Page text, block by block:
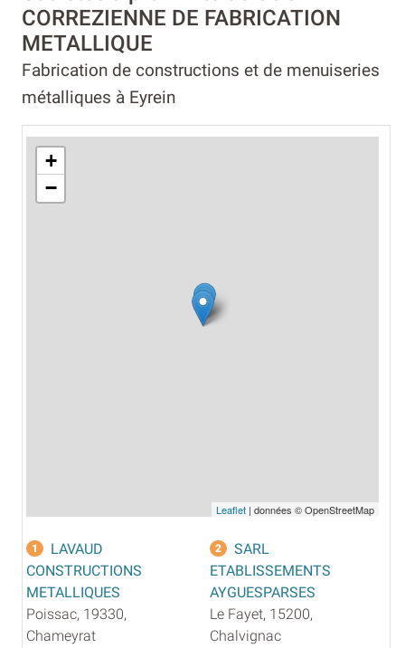
CORREZIENNE DE FABRICATION
METALLIQUE
Fabrication de constructions et de menuiseries
métalliques à Eyrein
+
−
Leaflet | données © OpenStreetMap
1
LAVAUD
CONSTRUCTIONS
METALLIQUES
Poissac, 19330,
Chameyrat
2
SARL
ETABLISSEMENTS
AYGUESPARSES
Le Fayet, 15200,
Chalvignac